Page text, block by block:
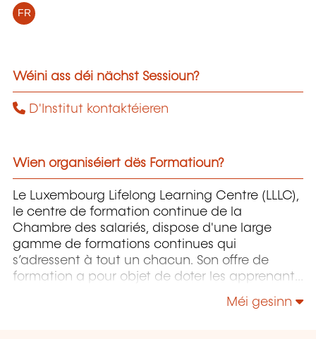
FR
Wéini ass déi nächst Sessioun?
D'Institut kontaktéieren
Wien organiséiert dës Formatioun?
Le Luxembourg Lifelong Learning Centre (LLLC),
le centre de formation continue de la
Chambre des salariés, dispose d'une large
gamme de formations continues qui
s’adressent à tout un chacun. Son offre de
formation a pour objet de doter les apprenants
approprié pour maîtriser un environnement de
Méi gesinn